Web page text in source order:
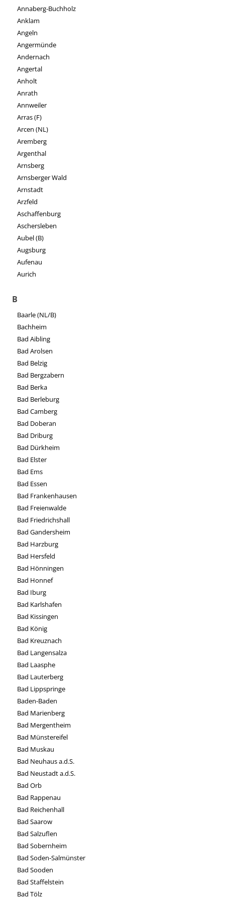
Annaberg-Buchholz
Anklam
Angeln
Angermünde
Andernach
Angertal
Anholt
Anrath
Annweiler
Arras (F)
Arcen (NL)
Aremberg
Argenthal
Arnsberg
Arnsberger Wald
Arnstadt
Arzfeld
Aschaffenburg
Aschersleben
Aubel (B)
Augsburg
Aufenau
Aurich
B
Baarle (NL/B)
Bachheim
Bad Aibling
Bad Arolsen
Bad Belzig
Bad Bergzabern
Bad Berka
Bad Berleburg
Bad Camberg
Bad Doberan
Bad Driburg
Bad Dürkheim
Bad Elster
Bad Ems
Bad Essen
Bad Frankenhausen
Bad Freienwalde
Bad Friedrichshall
Bad Gandersheim
Bad Harzburg
Bad Hersfeld
Bad Hönningen
Bad Honnef
Bad Iburg
Bad Karlshafen
Bad Kissingen
Bad König
Bad Kreuznach
Bad Langensalza
Bad Laasphe
Bad Lauterberg
Bad Lippspringe
Baden-Baden
Bad Marienberg
Bad Mergentheim
Bad Münstereifel
Bad Muskau
Bad Neuhaus a.d.S.
Bad Neustadt a.d.S.
Bad Orb
Bad Rappenau
Bad Reichenhall
Bad Saarow
Bad Salzuflen
Bad Sobernheim
Bad Soden-Salmünster
Bad Sooden
Bad Staffelstein
Bad Tölz